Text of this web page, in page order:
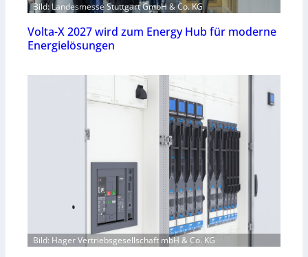
Bild: Landesmesse Stuttgart GmbH & Co. KG
Volta-X 2027 wird zum Energy Hub für moderne
Energielösungen
Bild: Hager Vertriebsgesellschaft mbH & Co. KG